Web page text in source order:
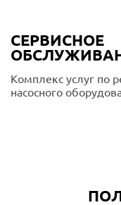
СЕРВИСНОЕ
Комплекс услуг по
насосного